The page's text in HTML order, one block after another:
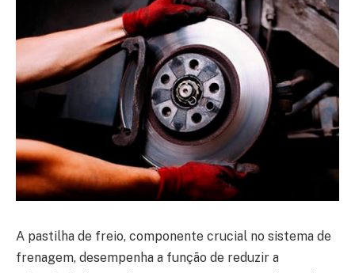
A pastilha de freio, componente crucial no sistema de
frenagem, desempenha a função de reduzir a